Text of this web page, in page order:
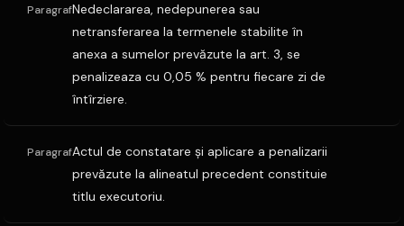
ParagrafNedeclararea, nedepunerea sau
netransferarea la termenele stabilite în
anexa a sumelor prevăzute la art. 3, se
penalizeaza cu 0,05 % pentru fiecare zi de
întîrziere.
ParagrafActul de constatare şi aplicare a penalizarii
prevăzute la alineatul precedent constituie
titlu executoriu.